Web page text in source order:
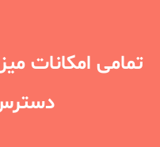
تمامی امکانات